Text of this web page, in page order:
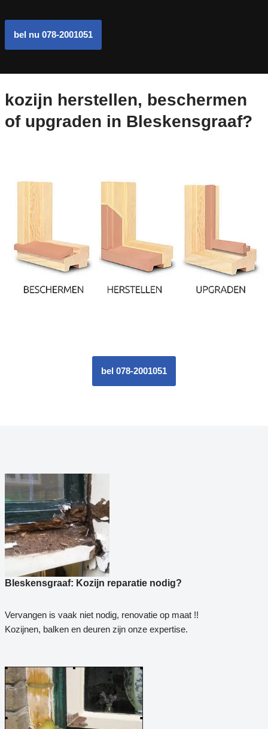
bel nu 078-2001051
kozijn herstellen, beschermen
of upgraden in Bleskensgraaf?
bel 078-2001051
Bleskensgraaf: Kozijn reparatie nodig?
Vervangen is vaak niet nodig, renovatie op maat !!
Kozijnen, balken en deuren zijn onze expertise.